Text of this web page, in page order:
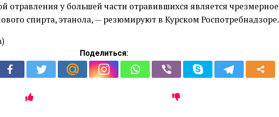
отравления у большей части отравившихся является чрезмерное
спирта, этанола, — резюмируют в Курском Роспотребнадзоре.
Поделиться: